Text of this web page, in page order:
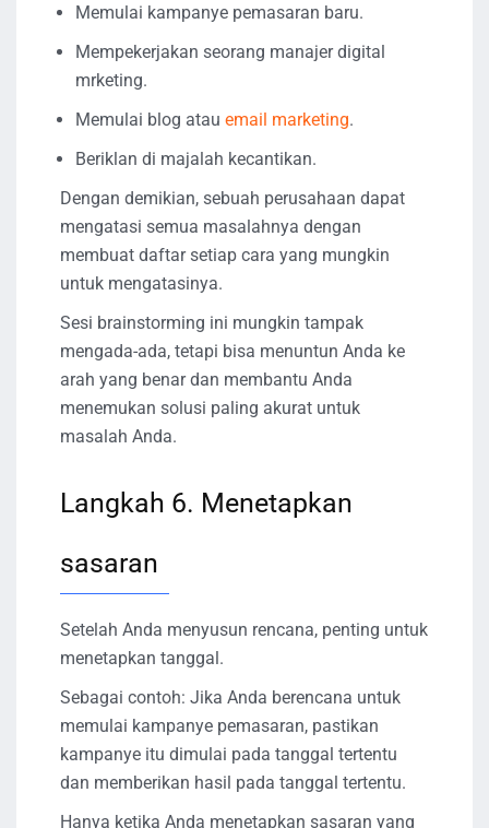
Memulai kampanye pemasaran baru.
Mempekerjakan seorang manajer digital
mrketing.
Memulai blog atau email marketing.
Beriklan di majalah kecantikan.
Dengan demikian, sebuah perusahaan dapat
mengatasi semua masalahnya dengan
membuat daftar setiap cara yang mungkin
untuk mengatasinya.
Sesi brainstorming ini mungkin tampak
mengada-ada, tetapi bisa menuntun Anda ke
arah yang benar dan membantu Anda
menemukan solusi paling akurat untuk
masalah Anda.
Langkah 6. Menetapkan
sasaran
Setelah Anda menyusun rencana, penting untuk
menetapkan tanggal.
Sebagai contoh: Jika Anda berencana untuk
memulai kampanye pemasaran, pastikan
kampanye itu dimulai pada tanggal tertentu
dan memberikan hasil pada tanggal tertentu.
Hanya ketika Anda menetapkan sasaran yang